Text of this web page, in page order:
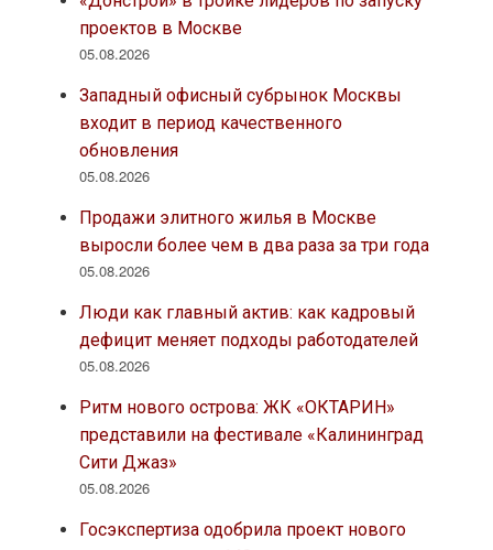
проектов в Москве
05.08.2026
Западный офисный субрынок Москвы
входит в период качественного
обновления
05.08.2026
Продажи элитного жилья в Москве
выросли более чем в два раза за три года
05.08.2026
Люди как главный актив: как кадровый
дефицит меняет подходы работодателей
05.08.2026
Ритм нового острова: ЖК «ОКТАРИН»
представили на фестивале «Калининград
Сити Джаз»
05.08.2026
Госэкспертиза одобрила проект нового